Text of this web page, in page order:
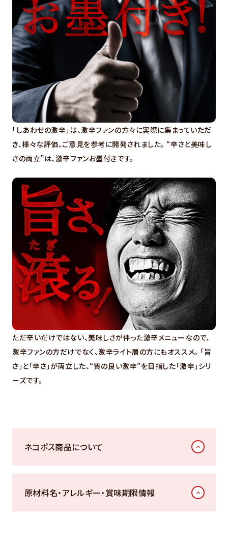
「しあわせの激辛」は、激辛ファンの方々に実際に集まっていただ
き、様々な評価、ご意見を参考に開発されました。 “辛さと美味し
さの両立”は、激辛ファンお墨付きです。
ただ辛いだけではない、美味しさが伴った激辛メニューなので、
激辛ファンの方だけでなく、激辛ライト層の方にもオススメ。 「旨
さ」と「辛さ」が両立した、“質の良い激辛”を目指した「激辛」シリ
ーズです。
ネコポス商品について
原材料名・アレルギー・賞味期限情報